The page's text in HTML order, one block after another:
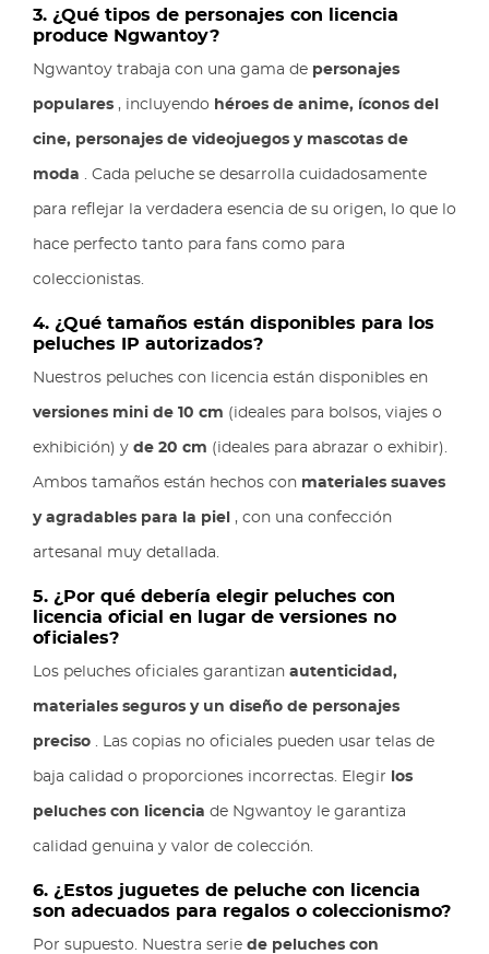
3. ¿Qué tipos de personajes con licencia
produce Ngwantoy?
Ngwantoy trabaja con una gama de personajes
populares , incluyendo héroes de anime, íconos del
cine, personajes de videojuegos y mascotas de
moda . Cada peluche se desarrolla cuidadosamente
para reflejar la verdadera esencia de su origen, lo que lo
hace perfecto tanto para fans como para
coleccionistas.
4. ¿Qué tamaños están disponibles para los
peluches IP autorizados?
Nuestros peluches con licencia están disponibles en
versiones mini de 10 cm (ideales para bolsos, viajes o
exhibición) y de 20 cm (ideales para abrazar o exhibir).
Ambos tamaños están hechos con materiales suaves
y agradables para la piel , con una confección
artesanal muy detallada.
5. ¿Por qué debería elegir peluches con
licencia oficial en lugar de versiones no
oficiales?
Los peluches oficiales garantizan autenticidad,
materiales seguros y un diseño de personajes
preciso . Las copias no oficiales pueden usar telas de
baja calidad o proporciones incorrectas. Elegir los
peluches con licencia de Ngwantoy le garantiza
calidad genuina y valor de colección.
6. ¿Estos juguetes de peluche con licencia
son adecuados para regalos o coleccionismo?
Por supuesto. Nuestra serie de peluches con